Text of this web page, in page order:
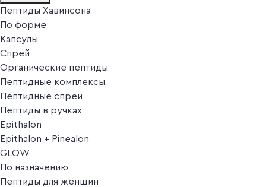
Пептиды Хавинсона
По форме
Капсулы
Спрей
Органические пептиды
Пептидные комплексы
Пептидные спреи
Пептиды в ручках
Epithalon
Epithalon + Pinealon
GLOW
По назначению
Пептиды для женщин